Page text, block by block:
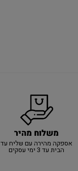
משלוח מהיר
אספקה מהירה עם שליח עד
הבית עד 3 ימי עסקים